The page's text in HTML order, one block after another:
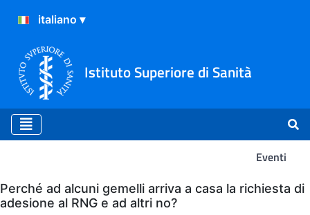
Istituto Superiore di Sanità
Eventi
Eventi
Perché ad alcuni gemelli arriva a casa la richiesta di
adesione al RNG e ad altri no?